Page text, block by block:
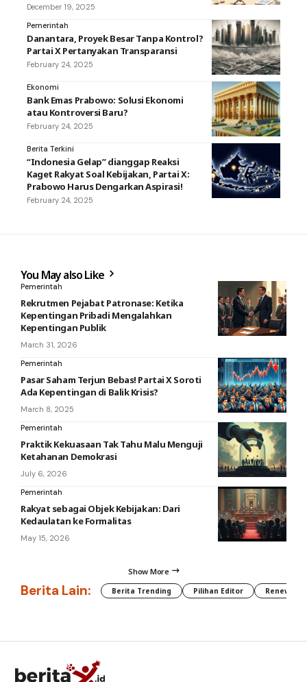
December 19, 2025
Pemerintah
Danantara, Proyek Besar Tanpa Kontrol?
Partai X Pertanyakan Transparansi
February 24, 2025
Ekonomi
Bank Emas Prabowo: Solusi Ekonomi
atau Kontroversi Baru?
February 24, 2025
Berita Terkini
“Indonesia Gelap” dianggap Reaksi
Kaget Rakyat Soal Kebijakan, Partai X:
Prabowo Harus Dengarkan Aspirasi!
February 24, 2025
You May also Like
Pemerintah
Rekrutmen Pejabat Patronase: Ketika
Kepentingan Pribadi Mengalahkan
Kepentingan Publik
March 31, 2026
Pemerintah
Pasar Saham Terjun Bebas! Partai X Soroti
Ada Kepentingan di Balik Krisis?
March 8, 2025
Pemerintah
Praktik Kekuasaan Tak Tahu Malu Menguji
Ketahanan Demokrasi
July 6, 2026
Pemerintah
Rakyat sebagai Objek Kebijakan: Dari
Kedaulatan ke Formalitas
May 15, 2026
Show More
Berita Lain: Berita Trending Pilihan Editor